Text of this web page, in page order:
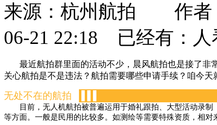
来源：杭州航拍 作者
06-21 22:18 已经有：
最近航拍群里面的活动不少，晨风航拍也是接了
关心航拍是不是违法？航拍需要哪些申请手续？咱今
无处不在的航拍
目前，无人机航拍被普遍运用于婚礼跟拍、大型活动录
等方面。一般是民用的比较多。如测绘等需要特殊资质，相对